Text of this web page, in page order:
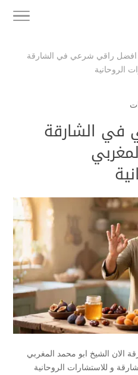
افضل راقي شرعي في الشارقة
الروحانية
في الشارقة
الشيخ ابو محمد المغربي
و للاستشارات الروحانية